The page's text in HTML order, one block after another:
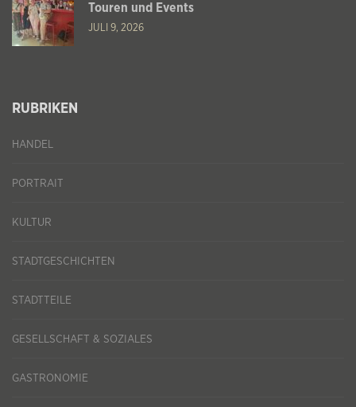
Touren und Events
JULI 9, 2026
RUBRIKEN
HANDEL
PORTRAIT
KULTUR
STADTGESCHICHTEN
STADTTEILE
GESELLSCHAFT & SOZIALES
GASTRONOMIE